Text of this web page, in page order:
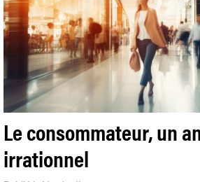
Le consommateur, un
irrationnel